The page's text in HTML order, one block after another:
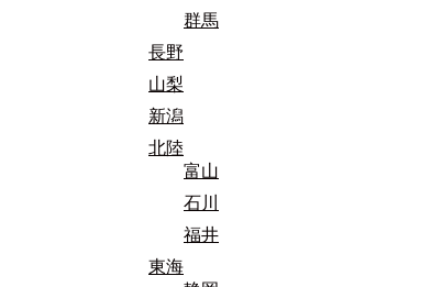
群馬
長野
山梨
新潟
北陸
富山
石川
福井
東海